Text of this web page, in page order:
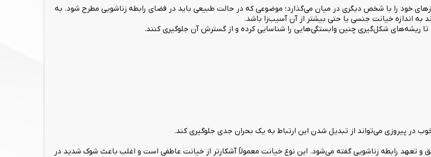
خود را با شخص دیگری در میان می‌گذارد؛ موضوعی که در حالت طبیعی باید در فضای رابطه زناشویی مطرح شود. به
اندازه خیانت جنسی یا حتی بیشتر از آن آسیب‌زا باشد.
ریشه‌های شکل‌گیری چنین وابستگی‌هایی را شناسایی کرده و از گسترش آن جلوگیری کنند.
در پیروزی می‌تواند از تبدیل شدن این ارتباط به یک بحران جدی جلوگیری کند.
و تعهد رابطه زناشویی گفته می‌شود. این نوع خیانت معمولاً آشکارتر از خیانت عاطفی است و اغلب باعث شوک شدید در